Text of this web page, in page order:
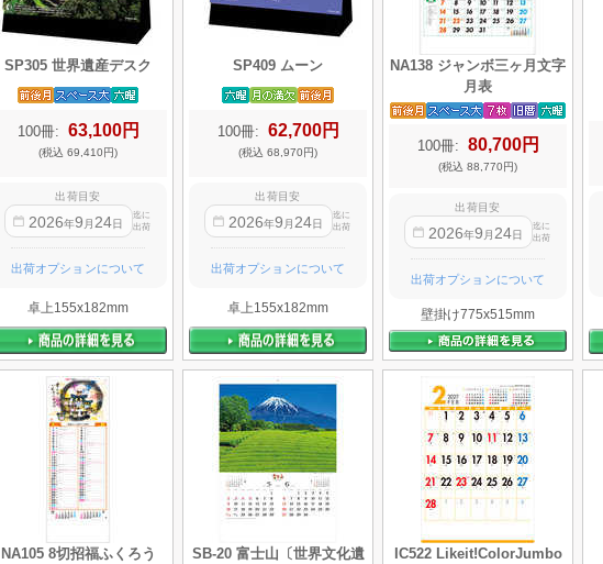
SP305 世界遺産デスク
100冊: 63,100円
(税込 69,410円)
出荷目安
2026年9 月24日
迄に
出荷
出荷オプションについて
卓上155x182mm
SP409 ムーン
100冊: 62,700円
(税込 68,970円)
出荷目安
2026年9 月24日
迄に
出荷
出荷オプションについて
卓上155x182mm
NA138 ジャンボ三ヶ月文字
月表
100冊: 80,700円
(税込 88,770円)
出荷目安
2026年9 月 24日
迄に
出荷
出荷オプションについて
壁掛け775x515mm
NA105 8切招福ふくろう SB-20 富士山〔世界文化遺 IC522 Likeit!ColorJumbo